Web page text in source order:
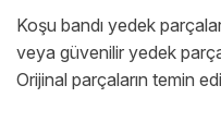
Koşu bandı yedek
veya güvenilir yedek parça
Orijinal parçaların temin